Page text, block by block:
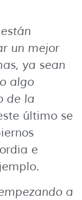
un mejor
ya sean
algo
de la
último se
e
a